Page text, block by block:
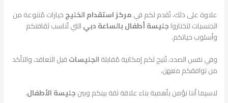
علاوة على ذلك، نُقدم لكم فيمركز استقدام الخليجخيارات مُتنوعة من
الجنسيات لتختارواجليسة أطفال بالساعة دبيالتي تُناسب ثقافتكم
وأسلوب حياتكم.
وفي نفس الصدد، نُتيح لكم إمكانية مُقابلةالجليساتقبل التعاقد، والتأكد
من توافقكم معهن.
لاسيما أننا نؤمن بأهمية بناء علاقة ثقة بينكم وبينجليسة الأطفال.